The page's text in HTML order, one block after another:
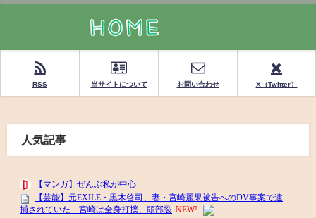
RSS 当サイトについて お問い合わせ X（Twitter）
人気記事